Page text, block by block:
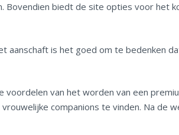
biedt de site opties voor het
is het goed om te bedenken
van het worden van een
companions te vinden. Na de